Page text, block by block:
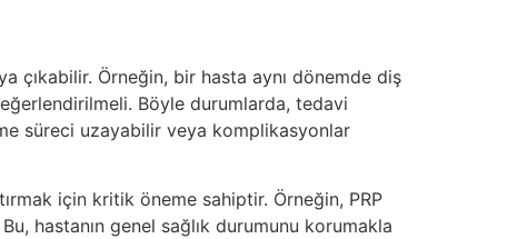
çıkabilir. Örneğin, bir hasta aynı dönemde diş
Böyle durumlarda, tedavi
süreci uzayabilir veya komplikasyonlar
için kritik öneme sahiptir. Örneğin, PRP
hastanın genel sağlık durumunu korumakla